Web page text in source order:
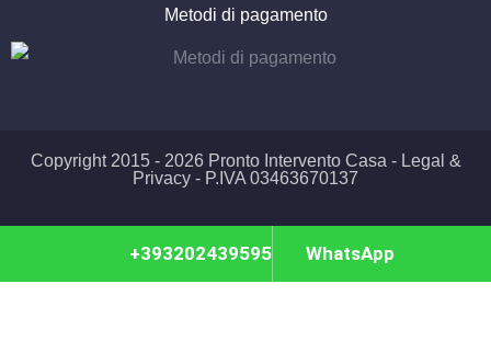
Metodi di pagamento
Copyright 2015 - 2026 Pronto Intervento Casa - Legal &
Privacy - P.IVA 03463670137
+393202439595 WhatsApp